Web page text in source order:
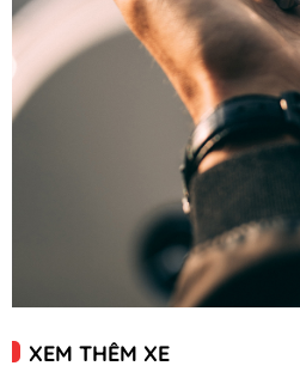
XEM THÊM XE